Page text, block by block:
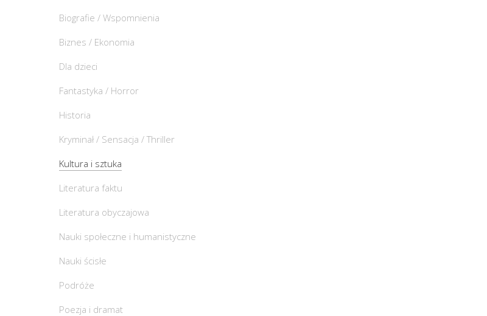
Biografie / Wspomnienia
Biznes / Ekonomia
Dla dzieci
Fantastyka / Horror
Historia
Kryminał / Sensacja / Thriller
Kultura i sztuka
Literatura faktu
Literatura obyczajowa
Nauki społeczne i humanistyczne
Nauki ścisłe
Podróże
Poezja i dramat